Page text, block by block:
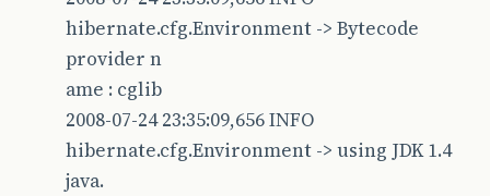
hibernate.cfg.Environment -> Bytecode
provider n
ame : cglib
2008-07-24 23:35:09,656 INFO
hibernate.cfg.Environment -> using JDK 1.4
java.